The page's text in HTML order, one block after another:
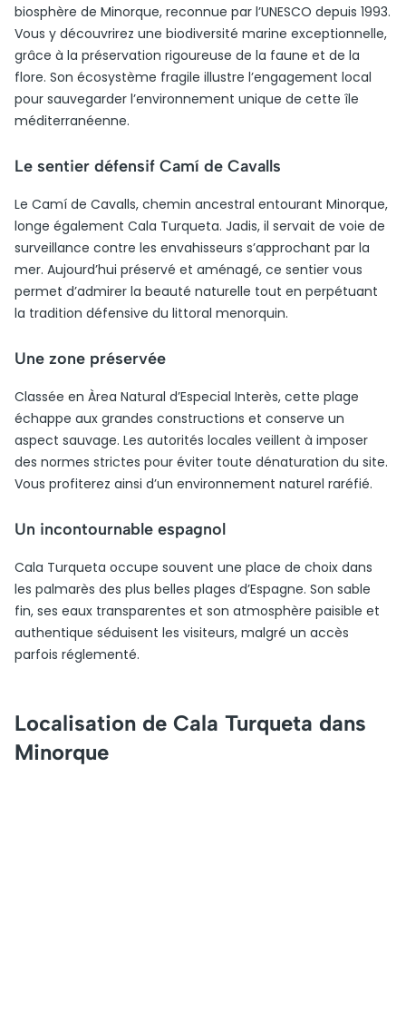
biosphère de Minorque, reconnue par l’UNESCO depuis 1993.
Vous y découvrirez une biodiversité marine exceptionnelle,
grâce à la préservation rigoureuse de la faune et de la
flore. Son écosystème fragile illustre l’engagement local
pour sauvegarder l’environnement unique de cette île
méditerranéenne.
Le sentier défensif Camí de Cavalls
Le Camí de Cavalls, chemin ancestral entourant Minorque,
longe également Cala Turqueta. Jadis, il servait de voie de
surveillance contre les envahisseurs s’approchant par la
mer. Aujourd’hui préservé et aménagé, ce sentier vous
permet d’admirer la beauté naturelle tout en perpétuant
la tradition défensive du littoral menorquin.
Une zone préservée
Classée en Àrea Natural d’Especial Interès, cette plage
échappe aux grandes constructions et conserve un
aspect sauvage. Les autorités locales veillent à imposer
des normes strictes pour éviter toute dénaturation du site.
Vous profiterez ainsi d’un environnement naturel raréfié.
Un incontournable espagnol
Cala Turqueta occupe souvent une place de choix dans
les palmarès des plus belles plages d’Espagne. Son sable
fin, ses eaux transparentes et son atmosphère paisible et
authentique séduisent les visiteurs, malgré un accès
parfois réglementé.
Localisation de Cala Turqueta dans
Minorque